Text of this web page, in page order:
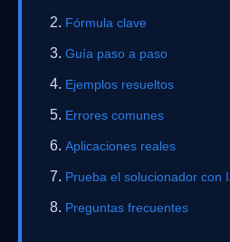
Fórmula clave
Guía paso a paso
Ejemplos resueltos
Errores comunes
Aplicaciones reales
Prueba el solucionador con
Preguntas frecuentes